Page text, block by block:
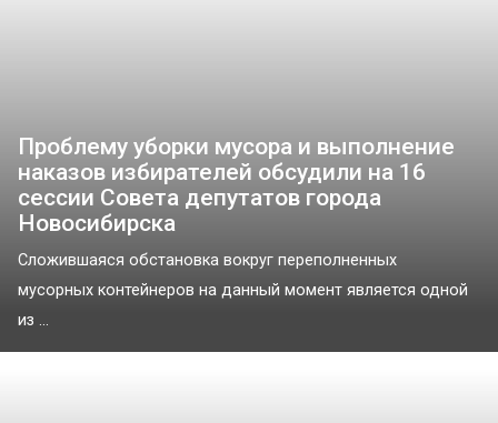
Проблему уборки мусора и выполнение
наказов избирателей обсудили на 16
сессии Совета депутатов города
Новосибирска
Сложившаяся обстановка вокруг переполненных
мусорных контейнеров на данный момент является одной
из ...